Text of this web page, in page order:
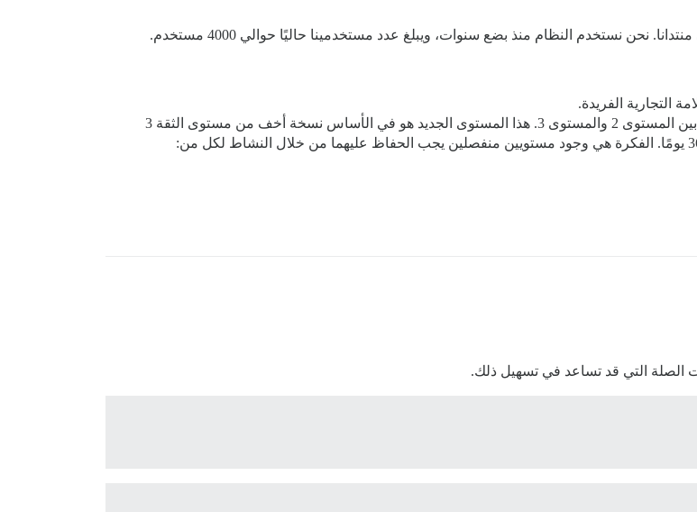
نحن نستخدم النظام منذ بضع سنوات، ويبلغ عدد مستخدمينا حاليًا حوالي 4000 مستخدم.
التجارية الفريدة.
: في حالتنا، نشعر بوجود فجوة كبيرة بين المستوى 2 والمستوى 3. هذا المستوى الجديد هو في الأساس نسخة أخف من مستوى الثقة 3
الصلة التي قد تساعد في تسهيل ذلك.